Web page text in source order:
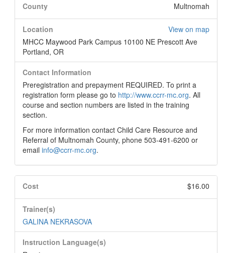
County Multnomah
Location
View on map
MHCC Maywood Park Campus 10100 NE Prescott Ave
Portland, OR
Contact Information
Preregistration and prepayment REQUIRED. To print a
registration form please go to http://www.ccrr-mc.org. All
course and section numbers are listed in the training
section.
For more information contact Child Care Resource and
Referral of Multnomah County, phone 503-491-6200 or
email info@ccrr-mc.org.
Cost $16.00
Trainer(s)
GALINA NEKRASOVA
Instruction Language(s)